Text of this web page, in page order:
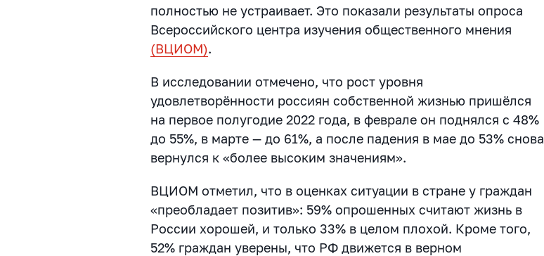
полностью не устраивает. Это показали результаты опроса
Всероссийского центра изучения общественного мнения
(ВЦИОМ).
В исследовании отмечено, что рост уровня
удовлетворённости россиян собственной жизнью пришёлся
на первое полугодие 2022 года, в феврале он поднялся с 48%
до 55%, в марте — до 61%, а после падения в мае до 53% снова
вернулся к «более высоким значениям».
ВЦИОМ отметил, что в оценках ситуации в стране у граждан
«преобладает позитив»: 59% опрошенных считают жизнь в
России хорошей, и только 33% в целом плохой. Кроме того,
52% граждан уверены, что РФ движется в верном